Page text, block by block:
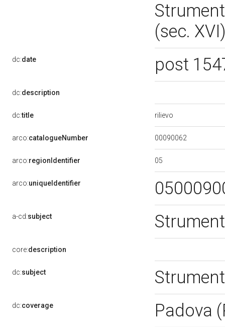
(sec.
dc:date post
dc:description
dc:title rilievo
arco:catalogueNumber 00090062
arco:regionIdentifier 05
arco:uniqueIdentifier
a-cd:subject
core:description
dc:subject
dc:coverage Padova